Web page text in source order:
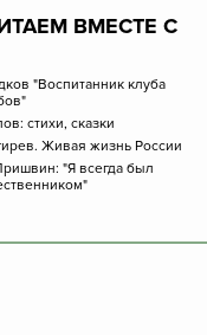
ВМЕСТЕ С
"Воспитанник клуба
стихи, сказки
Живая жизнь России
"Я всегда был